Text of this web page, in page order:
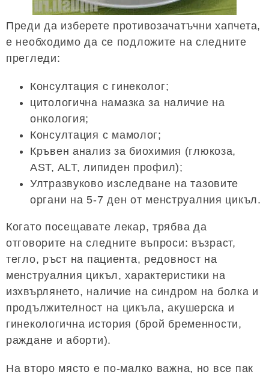
Преди да изберете противозачатъчни хапчета,
е необходимо да се подложите на следните
прегледи:
Консултация с гинеколог;
цитологична намазка за наличие на
онкология;
Консултация с мамолог;
Кръвен анализ за биохимия (глюкоза,
AST, ALT, липиден профил);
Ултразвуково изследване на тазовите
органи на 5-7 ден от менструалния цикъл.
Когато посещавате лекар, трябва да
отговорите на следните въпроси: възраст,
тегло, ръст на пациента, редовност на
менструалния цикъл, характеристики на
изхвърлянето, наличие на синдром на болка и
продължителност на цикъла, акушерска и
гинекологична история (брой бременности,
раждане и аборти).
На второ място е по-малко важна, но все пак